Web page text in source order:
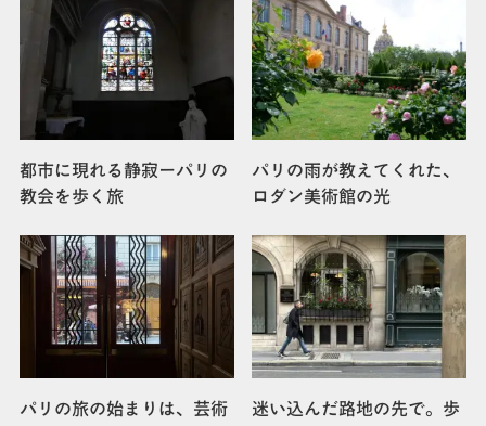
都市に現れる静寂ーパリの
教会を歩く旅
パリの雨が教えてくれた、
ロダン美術館の光
パリの旅の始まりは、芸術 迷い込んだ路地の先で。歩